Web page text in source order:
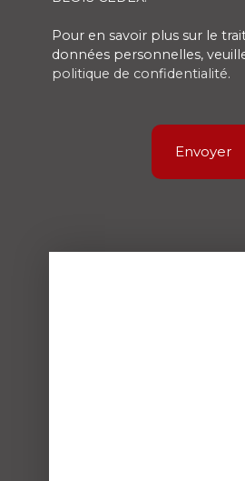
Pour en savoir plus sur le
données personnelles,
politique de confidentialité.
Envoyer